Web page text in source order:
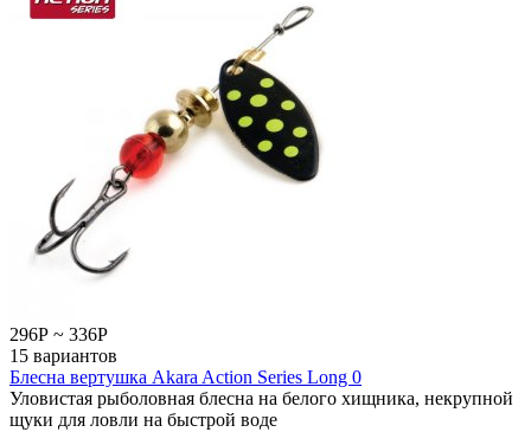
296Р ~ 336Р
15 вариантов
Блесна вертушка Akara Action Series Long 0
Уловистая рыболовная блесна на белого хищника, некрупной
щуки для ловли на быстрой воде